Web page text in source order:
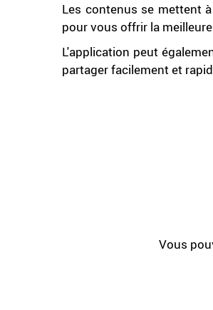
Les contenus se mettent
pour vous offrir la
L'application peut
partager facilement et
Vous